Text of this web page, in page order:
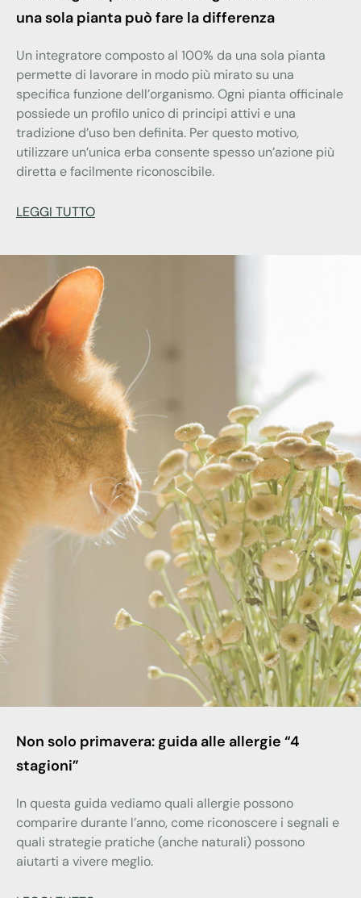
una sola pianta può fare la differenza
Un integratore composto al 100% da una sola pianta
permette di lavorare in modo più mirato su una
specifica funzione dell’organismo. Ogni pianta officinale
possiede un profilo unico di principi attivi e una
tradizione d’uso ben definita. Per questo motivo,
utilizzare un’unica erba consente spesso un’azione più
diretta e facilmente riconoscibile.
LEGGI TUTTO
Non solo primavera: guida alle allergie “4
stagioni”
In questa guida vediamo quali allergie possono
comparire durante l’anno, come riconoscere i segnali e
quali strategie pratiche (anche naturali) possono
aiutarti a vivere meglio.